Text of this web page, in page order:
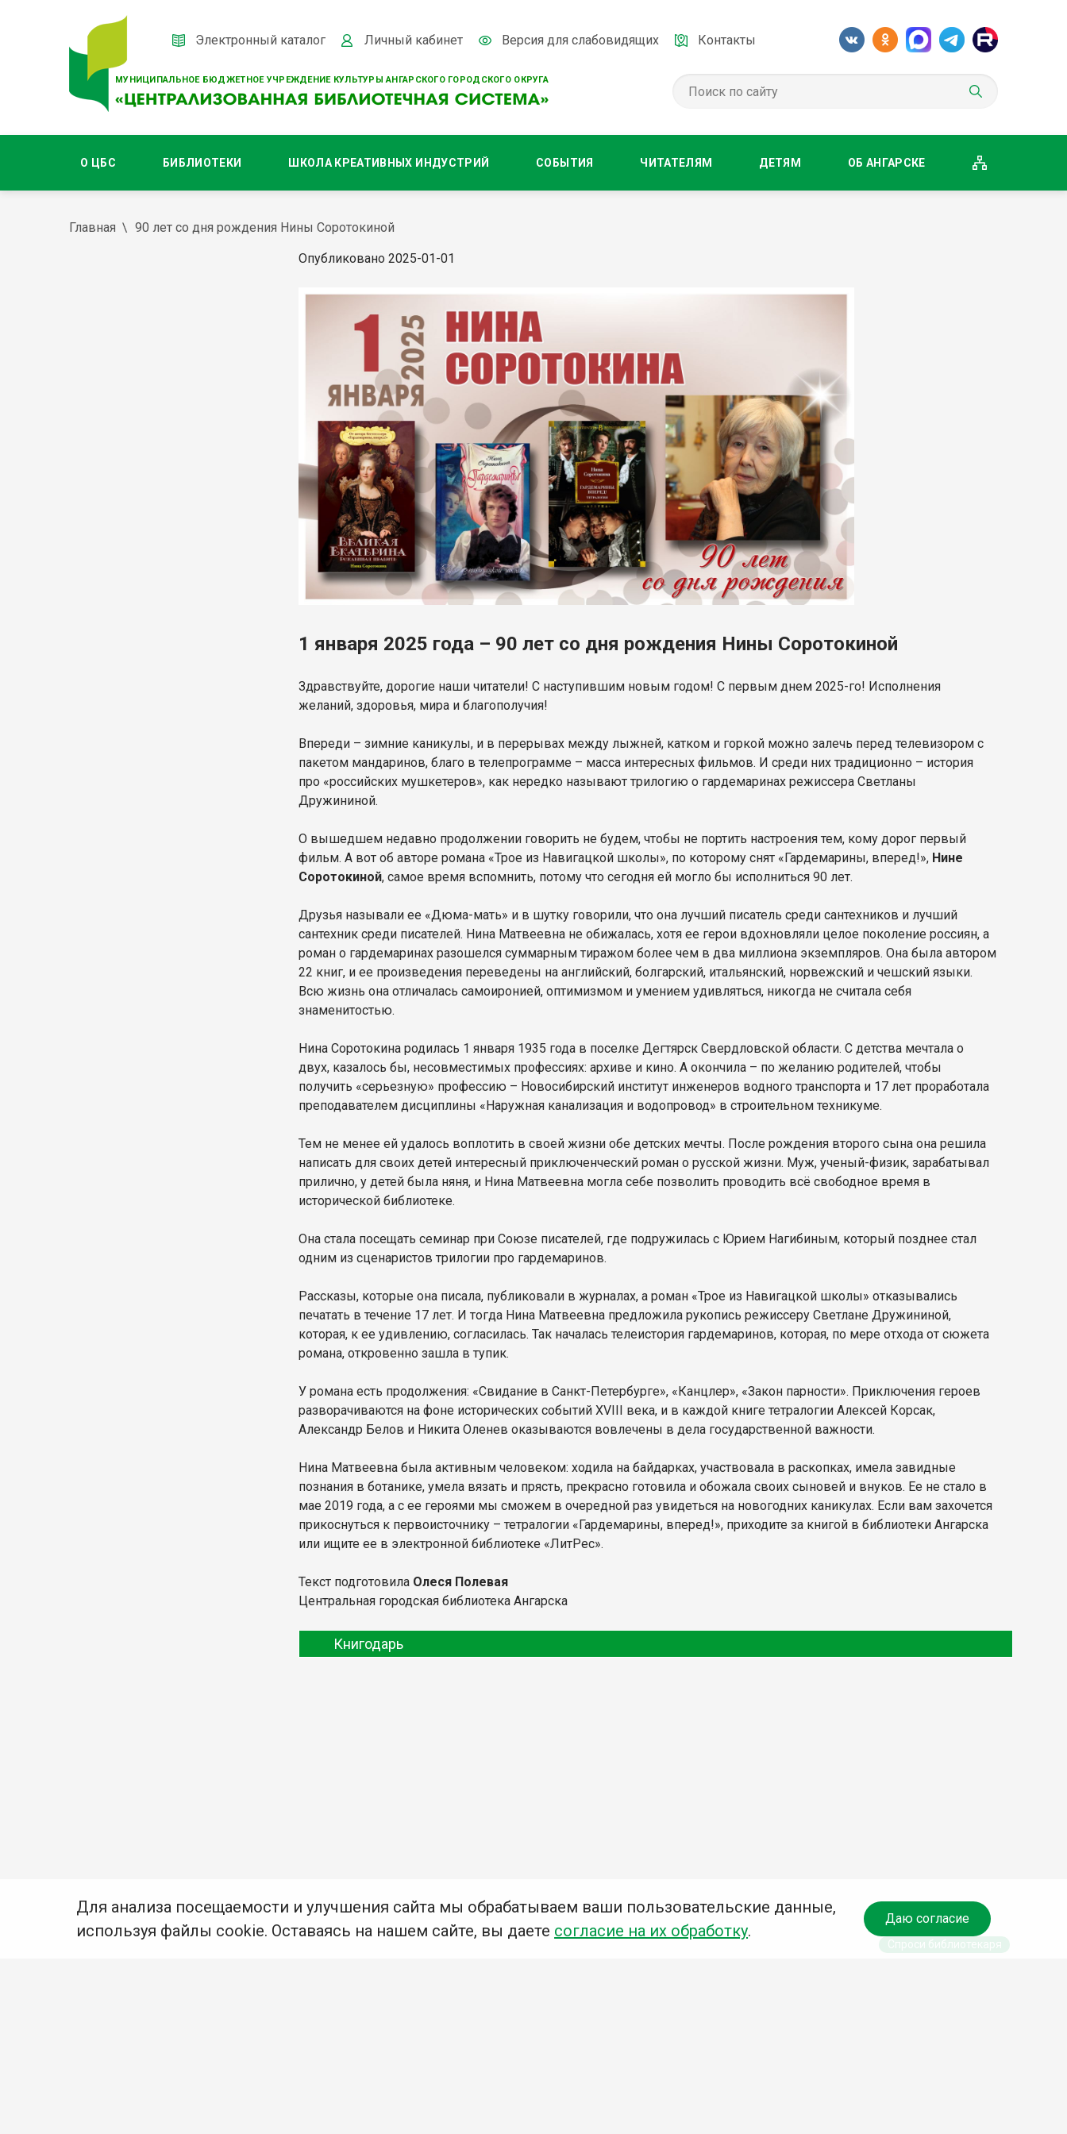
МУНИЦИПАЛЬНОЕ БЮДЖЕТНОЕ УЧРЕЖДЕНИЕ КУЛЬТУРЫ АНГАРСКОГО ГОРОДСКОГО ОКРУГА
Электронный каталог Личный кабинет Версия для слабовидящих Контакты
О ЦБС БИБЛИОТЕКИ ШКОЛА КРЕАТИВНЫХ ИНДУСТРИЙ СОБЫТИЯ ЧИТАТЕЛЯМ ДЕТЯМ ОБ АНГАРСКЕ
Главная 90 лет со дня рождения Нины Соротокиной
Опубликовано 2025-01-01
1 января 2025 года – 90 лет со дня рождения Нины Соротокиной
Здравствуйте, дорогие наши читатели! С наступившим новым годом! С первым днем 2025-го! Исполнения
желаний, здоровья, мира и благополучия!
Впереди – зимние каникулы, и в перерывах между лыжней, катком и горкой можно залечь перед телевизором с
пакетом мандаринов, благо в телепрограмме – масса интересных фильмов. И среди них традиционно – история
про «российских мушкетеров», как нередко называют трилогию о гардемаринах режиссера Светланы
Дружининой.
О вышедшем недавно продолжении говорить не будем, чтобы не портить настроения тем, кому дорог первый
фильм. А вот об авторе романа «Трое из Навигацкой школы», по которому снят «Гардемарины, вперед!», Нине
Соротокиной, самое время вспомнить, потому что сегодня ей могло бы исполниться 90 лет.
Друзья называли ее «Дюма-мать» и в шутку говорили, что она лучший писатель среди сантехников и лучший
сантехник среди писателей. Нина Матвеевна не обижалась, хотя ее герои вдохновляли целое поколение россиян, а
роман о гардемаринах разошелся суммарным тиражом более чем в два миллиона экземпляров. Она была автором
22 книг, и ее произведения переведены на английский, болгарский, итальянский, норвежский и чешский языки.
Всю жизнь она отличалась самоиронией, оптимизмом и умением удивляться, никогда не считала себя
знаменитостью.
Нина Соротокина родилась 1 января 1935 года в поселке Дегтярск Свердловской области. С детства мечтала о
двух, казалось бы, несовместимых профессиях: архиве и кино. А окончила – по желанию родителей, чтобы
получить «серьезную» профессию – Новосибирский институт инженеров водного транспорта и 17 лет проработала
преподавателем дисциплины «Наружная канализация и водопровод» в строительном техникуме.
Тем не менее ей удалось воплотить в своей жизни обе детских мечты. После рождения второго сына она решила
написать для своих детей интересный приключенческий роман о русской жизни. Муж, ученый-физик, зарабатывал
прилично, у детей была няня, и Нина Матвеевна могла себе позволить проводить всё свободное время в
исторической библиотеке.
Она стала посещать семинар при Союзе писателей, где подружилась с Юрием Нагибиным, который позднее стал
одним из сценаристов трилогии про гардемаринов.
Рассказы, которые она писала, публиковали в журналах, а роман «Трое из Навигацкой школы» отказывались
печатать в течение 17 лет. И тогда Нина Матвеевна предложила рукопись режиссеру Светлане Дружининой,
которая, к ее удивлению, согласилась. Так началась телеистория гардемаринов, которая, по мере отхода от сюжета
романа, откровенно зашла в тупик.
У романа есть продолжения: «Свидание в Санкт-Петербурге», «Канцлер», «Закон парности». Приключения героев
разворачиваются на фоне исторических событий XVIII века, и в каждой книге тетралогии Алексей Корсак,
Александр Белов и Никита Оленев оказываются вовлечены в дела государственной важности.
Нина Матвеевна была активным человеком: ходила на байдарках, участвовала в раскопках, имела завидные
познания в ботанике, умела вязать и прясть, прекрасно готовила и обожала своих сыновей и внуков. Ее не стало в
мае 2019 года, а с ее героями мы сможем в очередной раз увидеться на новогодних каникулах. Если вам захочется
прикоснуться к первоисточнику – тетралогии «Гардемарины, вперед!», приходите за книгой в библиотеки Ангарска
или ищите ее в электронной библиотеке «ЛитРес».
Текст подготовила Олеся Полевая
Центральная городская библиотека Ангарска
Книгодарь
Для анализа посещаемости и улучшения сайта мы обрабатываем ваши пользовательские данные,
используя файлы cookie. Оставаясь на нашем сайте, вы даете согласие на их обработку.
Даю согласие
Спроси библиотекаря